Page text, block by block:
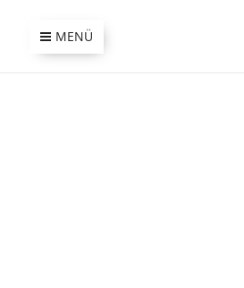
MENÜ